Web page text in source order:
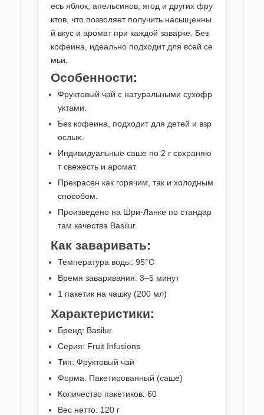
есь яблок, апельсинов, ягод и других фру
ктов, что позволяет получить насыщенны
й вкус и аромат при каждой заварке. Без
кофеина, идеально подходит для всей се
мьи.
Особенности:
Фруктовый чай с натуральными сухофр
уктами.
Без кофеина, подходит для детей и взр
ослых.
Индивидуальные саше по 2 г сохраняю
т свежесть и аромат.
Прекрасен как горячим, так и холодным
способом.
Произведено на Шри-Ланке по стандар
там качества Basilur.
Как заваривать:
Температура воды: 95°C
Время заваривания: 3–5 минут
1 пакетик на чашку (200 мл)
Характеристики:
Бренд: Basilur
Серия: Fruit Infusions
Тип: Фруктовый чай
Форма: Пакетированный (саше)
Количество пакетиков: 60
Вес нетто: 120 г